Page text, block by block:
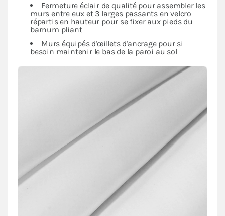
Fermeture éclair de qualité pour assembler les
murs entre eux et 3 larges passants en velcro
répartis en hauteur pour se fixer aux pieds du
barnum pliant
Murs équipés d'œillets d'ancrage pour si
besoin maintenir le bas de la paroi au sol